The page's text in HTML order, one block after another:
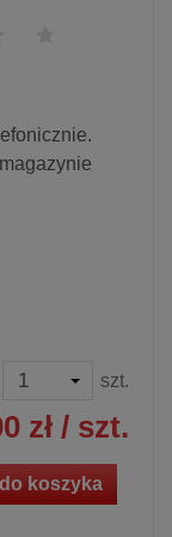
szt.
zł / szt.
koszyka